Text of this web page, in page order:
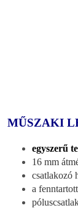
MŰSZAKI
egyszerű
16 mm
csatlakozó
a